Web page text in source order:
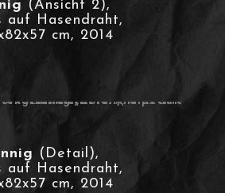
(Ansicht 2),
auf Hasendraht,
cm, 2014
(Detail),
auf Hasendraht,
cm, 2014